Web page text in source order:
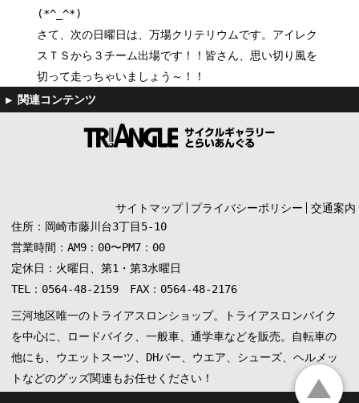
(*^_^*)
さて、次の日曜日は、万場クリテリウムです。アイレク
スＴＳから３チーム出場です！！皆さん、思い切り風を
切って走っちゃいましょう～！！
サイトマップ プライバシーポリシー
交通案内
住所：岡崎市藤川台3丁目5-10
営業時間：AM9：00〜PM7：00
定休日：火曜日、第1・第3水曜日
TEL：0564-48-2159 FAX：0564-48-2176
三河地区唯一のトライアスロンショップ。トライアスロンバイク
を中心に、ロードバイク、一般車、通学車などを販売。自転車の
他にも、ウエットスーツ、DHバー、ウエア、シューズ、ヘルメッ
トなどのグッズ関連もお任せください！